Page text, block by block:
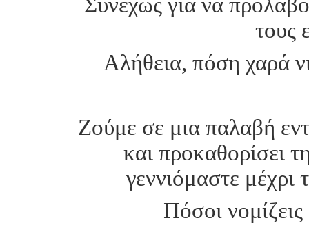
τους
Αλήθεια, πόση χαρά
Zούμε σε μια παλαβή
και προκαθορίσει
γεννιόμαστε
Πόσοι